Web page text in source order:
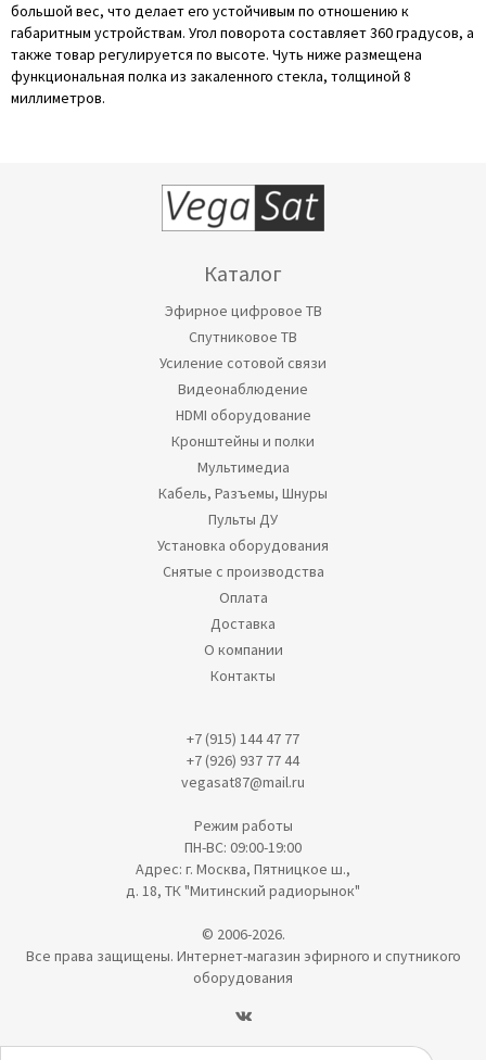
большой вес, что делает его устойчивым по отношению к
габаритным устройствам. Угол поворота составляет 360 градусов, а
также товар регулируется по высоте. Чуть ниже размещена
функциональная полка из закаленного стекла, толщиной 8
миллиметров.
Каталог
Эфирное цифровое ТВ
Спутниковое ТВ
Усиление сотовой связи
Видеонаблюдение
HDMI оборудование
Кронштейны и полки
Мультимедиа
Кабель, Разъемы, Шнуры
Пульты ДУ
Установка оборудования
Снятые с производства
Оплата
Доставка
О компании
Контакты
+7 (915) 144 47 77
+7 (926) 937 77 44
vegasat87@mail.ru
Режим работы
ПН-ВС: 09:00-19:00
Адрес: г. Москва, Пятницкое ш.,
д. 18, ТК "Митинский радиорынок"
© 2006-2026.
Все права защищены. Интернет-магазин эфирного и спутникого
оборудования